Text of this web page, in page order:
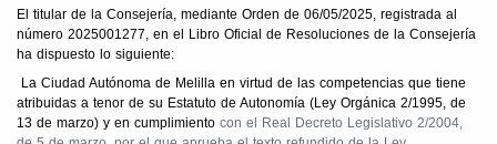
El titular de la Consejería, mediante Orden de 06/05/2025, registrada al
número 2025001277, en el Libro Oficial de Resoluciones de la Consejería
ha dispuesto lo siguiente:
La Ciudad Autónoma de Melilla en virtud de las competencias que tiene
atribuidas a tenor de su Estatuto de Autonomía (Ley Orgánica 2/1995, de
13 de marzo) y en cumplimiento con el Real Decreto Legislativo 2/2004,